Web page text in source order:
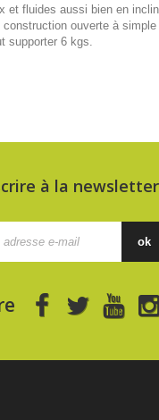
et fluides aussi bien en
construction ouverte à
supporter 6 kgs.
à la newsletter
ok